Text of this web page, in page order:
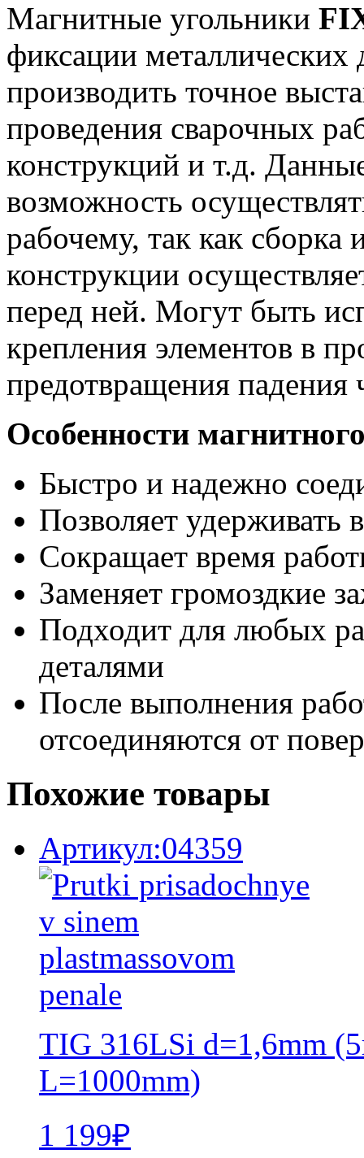
Магнитные угольники
фиксации металлических
производить точное
проведения сварочных
конструкций и т.д.
возможность
рабочему, так как сборка
конструкции
перед ней. Могут быть
крепления элементов в
предотвращения падения
Особенности
Быстро и надежно
Позволяет удерживать
Сокращает время
Заменяет громоздкие
Подходит для любых
деталями
После выполнения
отсоединяются от
Похожие товары
Артикул:04359
TIG 316LSi d=1,6mm
L=1000mm)
1 199₽